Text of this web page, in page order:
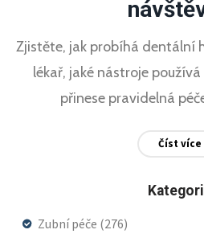
Zjistěte, jak probíhá dentální
lékař, jaké nástroje
přinese pravidelná
Číst více
Zubní péče (276)